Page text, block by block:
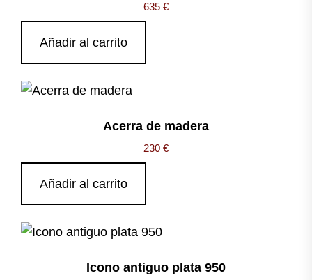
635 €
Añadir al carrito
Acerra de madera
230 €
Añadir al carrito
Icono antiguo plata 950